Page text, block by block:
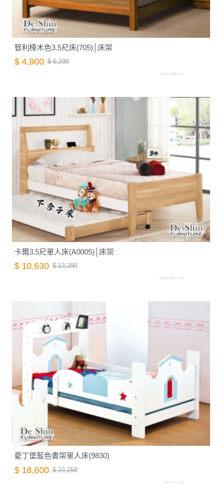
智利樟木色3.5尺床(705)│床架
$ 4,900 $ 6,200
A007.558-4.26
卡爾3.5尺單人床(A0005)│床架
$ 10,630 $ 13,290
A088.2360-2.26
愛丁堡藍色書架單人床(9830)
$ 18,600 $ 23,250
A064.77-3.26